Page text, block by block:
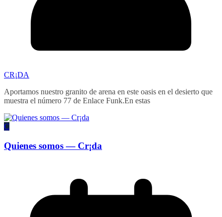
CR¡DA
Aportamos nuestro granito de arena en este oasis en el desierto que
muestra el número 77 de Enlace Funk.En estas
C
Quienes somos — Cr¡da